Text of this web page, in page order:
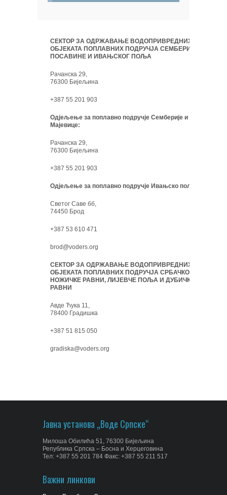
СЕКТОР ЗА ОДРЖАВАЊЕ ВОДОПРИВРЕДНИХ
ОБЈЕКАТА ПОПЛАВНИХ ПОДРУЧЈА СЕМБЕРИЈЕ,
ПОСАВИНЕ И ИВАЊСКОГ ПОЉА
Рачанска 29,
76300 Бијељина
+387 55 201 903
Одјељење за поплавно подручје Семберије и
Мајевице:
Рачанска 29,
76300 Бијељина
+387 55 201 903
Одјељење за поплавно подручје Ивањско поље:
Светог Саве бб,
74450 Брод
+387 53 610 471
brod@voders.org
СЕКТОР ЗА ОДРЖАВАЊЕ ВОДОПРИВРЕДНИХ
ОБЈЕКАТА ПОПЛАВНИХ ПОДРУЧЈА СРБАЧКО-
НОЖИЧКЕ РАВНИ, ЛИЈЕВЧЕ ПОЉА И ДУБИЧКЕ
РАВНИ
Авде Ћука 11,
78400 Градишка
+387 51 815 050
gradiska@voders.org
Јавна установа „Воде Српске“
Милоша Обилића 51, 76300 Бијељина
Република Српска – Босна и Херцеговина
Тел: +387 55 201 784 Факс: +387 55 211 517
Важни линкови